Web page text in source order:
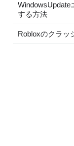
WindowsUpdate
する方法
Robloxのクラッ